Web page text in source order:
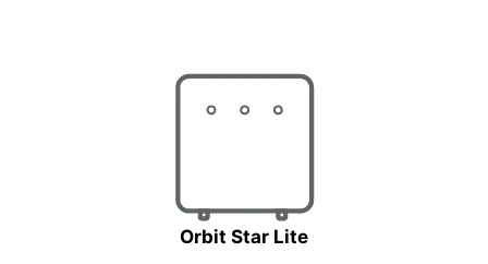
Orbit Star Lite